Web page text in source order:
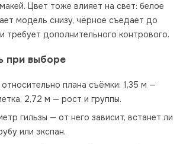
Цвет тоже влияет на свет: белое
модель снизу, чёрное съедает до
требует дополнительного контрового.
при выборе
плана съёмки: 1,35 м —
2,72 м — рост и группы.
гильзы — от него зависит, встанет ли
или экспан.